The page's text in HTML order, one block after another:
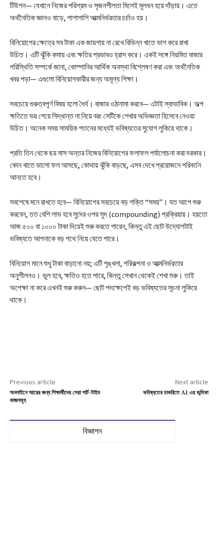
টিউশন— যেখানে নিজের পরিশ্রম ও সৃজনশীলতা মিলেই মূলধন হয়ে দাঁড়ায়। এতে
অর্থনৈতিক জ্ঞানও বাড়ে, পাশাপাশি আত্মনির্ভরতার চর্চাও হয়।
বিনিয়োগের ক্ষেত্রে সব টাকা এক জায়গায় না রেখে বিভিন্ন খাতে ভাগ করে রাখা
উচিত। এটি ঝুঁকি কমায় এবং ক্ষতির প্রভাবও হ্রাস করে। একই সঙ্গে নিয়মিত বাজার
পরিস্থিতি সম্পর্কে জানা, কোম্পানির আর্থিক অবস্থা বিশ্লেষণ করা এবং অর্থনৈতিক
খবর পড়া— এগুলো বিনিয়োগকারীর জন্য অমূল্য শিক্ষা।
সবচেয়ে গুরুত্বপূর্ণ বিষয় হলো ধৈর্য। বাজার ওঠানামা করবে— এটাই স্বাভাবিক। অল্প
ক্ষতিতে ভয় পেয়ে সিদ্ধান্ত না নিয়ে বরং সেটিকে শেখার অভিজ্ঞতা হিসেবে নেওয়া
উচিত। অনেক সময় সাময়িক পতনের মধ্যেই ভবিষ্যতের সুযোগ লুকিয়ে থাকে।
প্রতি তিন থেকে ছয় মাস অন্তর নিজের বিনিয়োগের ফলাফল পর্যালোচনা করা দরকার।
কোন খাতে ভালো ফল আসছে, কোথায় ঝুঁকি বাড়ছে, এসব দেখে প্রয়োজনে পরিবর্তন
আনতে হবে।
সবশেষে মনে রাখতে হবে— বিনিয়োগের সবচেয়ে বড় শক্তি “সময়”। যত আগে শুরু
করবেন, তত বেশি লাভ হবে সুদের ওপর সুদ (compounding) প্রক্রিয়ায়। হয়তো
আজ ৫০০ বা ১০০০ টাকা দিয়েই শুরু করতে পারেন, কিন্তু এই ছোট উদ্যোগটাই
ভবিষ্যতে আপনাকে বড় পথে নিয়ে যেতে পারে।
বিনিয়োগ মানে শুধু টাকা বাড়ানো নয়; এটি শৃঙ্খলা, পরিকল্পনা ও আত্মনির্ভরতার
অনুশীলনও। ভুল হবে, ক্ষতিও হতে পারে, কিন্তু সেখান থেকেই শেখা শুরু। তাই
অপেক্ষা না করে এখনই শুরু করুন— ছোট পদক্ষেপেই বড় ভবিষ্যতের সূচনা লুকিয়ে
থাকে।
Previous article
অনলাইনে আয়ের জন্য শিক্ষার্থীদের সেরা পার্ট-টাইম
কাজসমূহ
Next article
ভবিষ্যতের চাকরিতে AI এর ভূমিকা
বিজ্ঞাপন